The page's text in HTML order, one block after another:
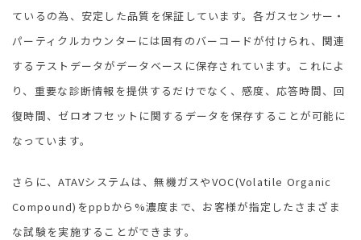
ているの為、安定した品質を保証しています。各ガスセンサー・
パーティクルカウンターには固有のバーコードが付けられ、関連
するテストデータがデータベースに保存されています。これによ
り、重要な診断情報を提供するだけでなく、感度、応答時間、回
復時間、ゼロオフセットに関するデータを保存することが可能に
なっています。
さらに、ATAVシステムは、無機ガスやVOC(Volatile Organic
Compound)をppbから%濃度まで、お客様が指定したさまざま
な試験を実施することができます。